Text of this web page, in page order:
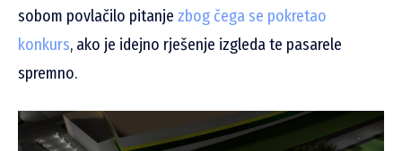
sobom povlačilo pitanje zbog čega se pokretao
konkurs, ako je idejno rješenje izgleda te pasarele
spremno.